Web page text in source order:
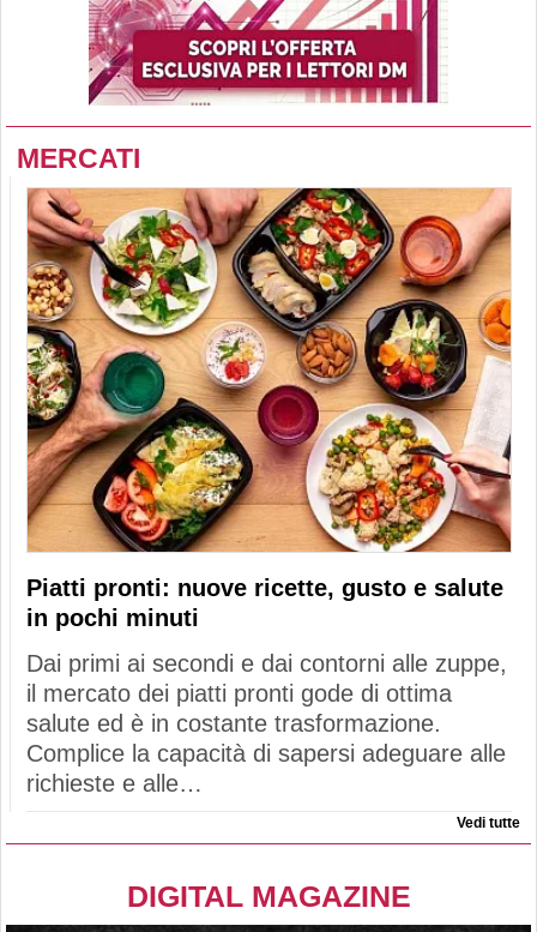
MERCATI
Piatti pronti: nuove ricette, gusto e salute
in pochi minuti
Dai primi ai secondi e dai contorni alle zuppe,
il mercato dei piatti pronti gode di ottima
salute ed è in costante trasformazione.
Complice la capacità di sapersi adeguare alle
richieste e alle…
Vedi tutte
DIGITAL MAGAZINE